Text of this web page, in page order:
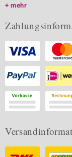
mehr